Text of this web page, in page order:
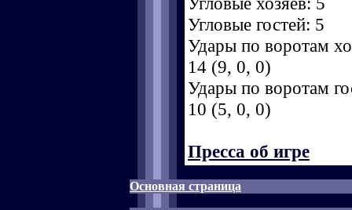
Угловые гостей: 5
Удары по воротам
14 (9, 0, 0)
Удары по воротам
10 (5, 0, 0)
Пресса об игре
Основная страница